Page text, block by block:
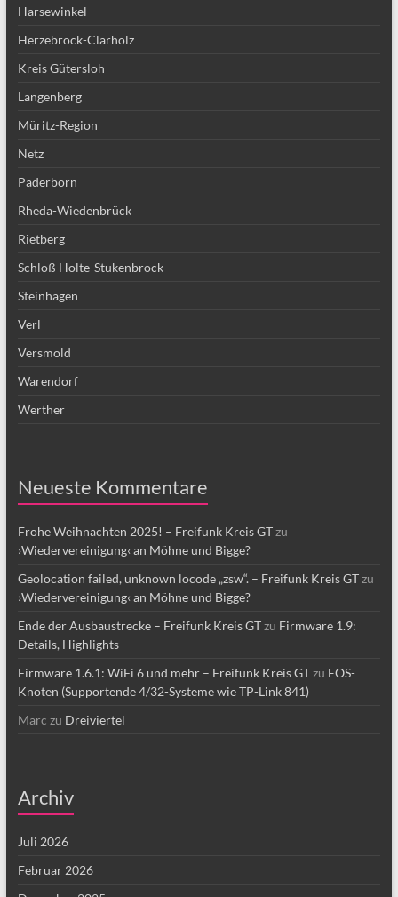
Harsewinkel
Herzebrock-Clarholz
Kreis Gütersloh
Langenberg
Müritz-Region
Netz
Paderborn
Rheda-Wiedenbrück
Rietberg
Schloß Holte-Stukenbrock
Steinhagen
Verl
Versmold
Warendorf
Werther
Neueste Kommentare
Frohe Weihnachten 2025! – Freifunk Kreis GTzu
›Wiedervereinigung‹ an Möhne und Bigge?
Geolocation failed, unknown locode „zsw“. – Freifunk Kreis GTzu
›Wiedervereinigung‹ an Möhne und Bigge?
Ende der Ausbaustrecke – Freifunk Kreis GTzu Firmware 1.9:
Details, Highlights
Firmware 1.6.1: WiFi 6 und mehr – Freifunk Kreis GTzu EOS-
Knoten (Supportende 4/32-Systeme wie TP-Link 841)
Marc zu Dreiviertel
Archiv
Juli 2026
Februar 2026